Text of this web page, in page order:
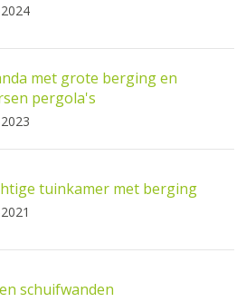
met grote berging en
pergola's
tuinkamer met berging
schuifwanden